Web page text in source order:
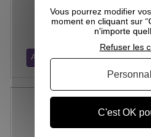
11,99 €
AJOUTER AU PANIER
Vous pourrez modifier
moment en cliquant sur
n'importe
C'est OK
Refuser les